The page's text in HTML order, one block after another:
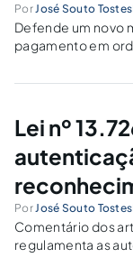
PorJosé Souto Tostes
Defende um novo
pagamento em
Lei nº
PorJosé Souto Tostes
Comentário dos
regulamenta as